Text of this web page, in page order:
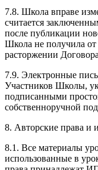
7.8. Школа вправе
считается
после публикации
Школа не получила от
расторжении
7.9. Электронные
Участников Школы,
подписанными
собственноручной
8. Авторские права и
8.1. Все материалы
использованные в